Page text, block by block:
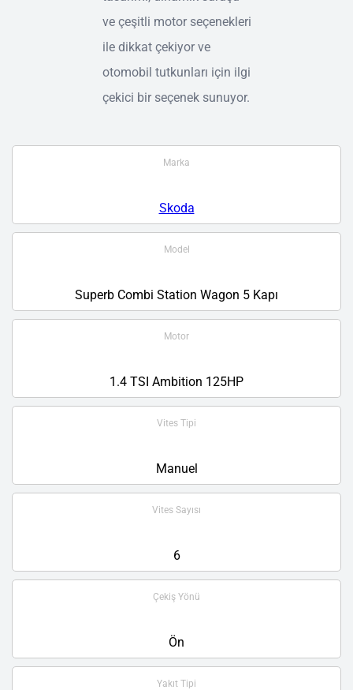
ve çeşitli motor seçenekleri
ile dikkat çekiyor ve
otomobil tutkunları için ilgi
çekici bir seçenek sunuyor.
Marka
Skoda
Model
Superb Combi Station Wagon 5 Kapı
Motor
1.4 TSI Ambition 125HP
Vites Tipi
Manuel
Vites Sayısı
6
Çekiş Yönü
Ön
Yakıt Tipi